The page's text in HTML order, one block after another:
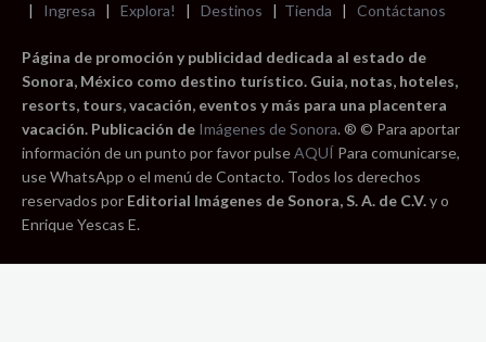
| Ingresa | Explora! | Destinos | Tienda | Contáctanos
Página de promoción y publicidad dedicada al estado de
Sonora, México como destino turístico. Guia, notas, hoteles,
resorts, tours, vacación, eventos y más para una placentera
vacación. Publicación de Imágenes de Sonora. ® © Para aportar
información de un punto por favor pulseAQUÍ Para comunicarse,
use WhatsApp o el menú de Contacto. Todos los derechos
reservados por Editorial Imágenes de Sonora, S. A. de C.V.y o
Enrique Yescas E.